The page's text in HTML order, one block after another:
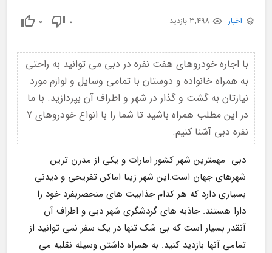
اخبار 3,498 بازدید 0
0
با اجاره خودروهای هفت نفره در دبی می توانید به راحتی
به همراه خانواده و دوستان با تمامی وسایل و لوازم مورد
نیازتان به گشت و گذار در شهر و اطراف آن بپردازید. با ما
در این مطلب همراه باشید تا شما را با انواع خودروهای 7
نفره دبی آشنا کنیم.